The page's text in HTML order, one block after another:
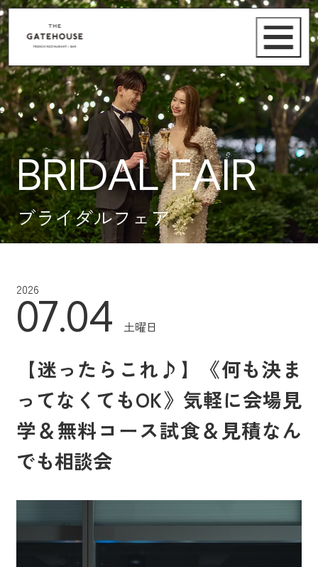
BRIDAL FAIR
ブライダルフェア
2026
07.04 土曜日
【迷ったらこれ♪】《何も決ま
ってなくてもOK》気軽に会場見
学＆無料コース試食＆見積なん
でも相談会